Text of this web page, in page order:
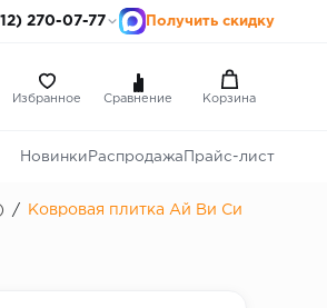
270-07-77 Получить скидку
Избранное Сравнение Корзина
Новинки Распродажа Прайс-лист
/
Ковровая плитка Ай Ви Си